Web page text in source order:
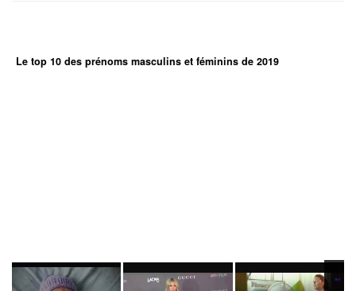
Le top 10 des prénoms masculins et féminins de 2019